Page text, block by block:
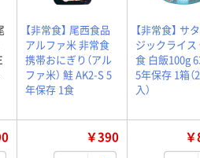
【非常食】 尾西食品
アルファ米 非常食
携帯おにぎり（アル
ファ米） 鮭 AK2-S 5
年保存 1食
【非常食】 サ
ジックライス
食 白飯100g
5年保存 1箱（
入）
￥390